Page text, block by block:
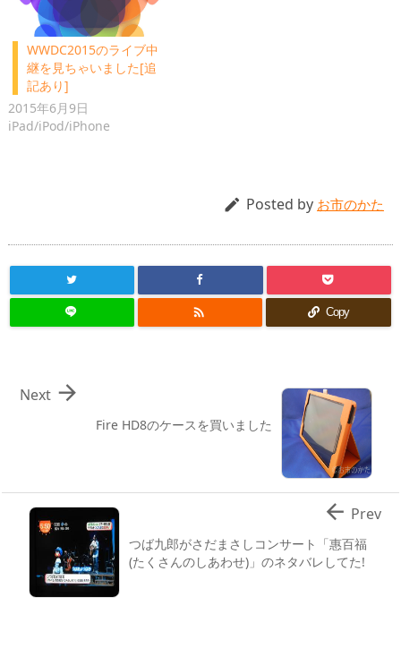
WWDC2015のライブ中
継を見ちゃいました[追
記あり]
2015年6月9日
iPad/iPod/iPhone
 Posted by お市のかた
 Copy
Fire HD8のケースを買いました

Next
つば九郎がさだまさしコンサート「惠百福
(たくさんのしあわせ)」のネタバレしてた!
 Prev